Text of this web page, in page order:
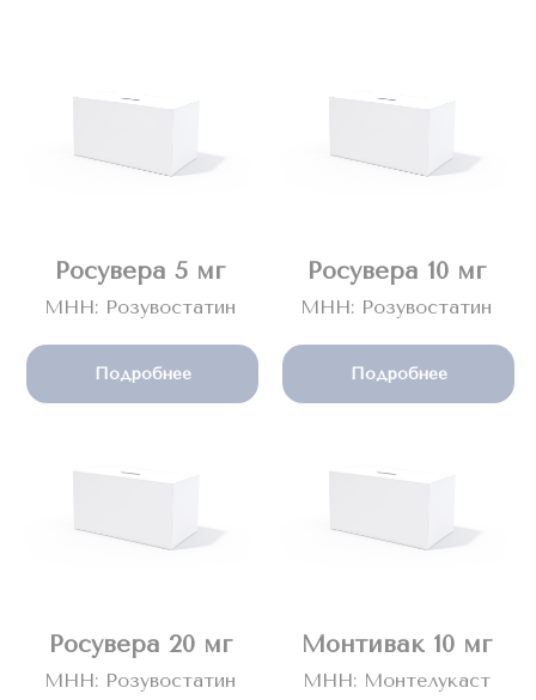
Росувера 5 мг
МНН: Розувостатин
Подробнее
Росувера 10 мг
МНН: Розувостатин
Подробнее
Росувера 20 мг
МНН: Розувостатин
Монтивак 10 мг
МНН: Монтелукаст